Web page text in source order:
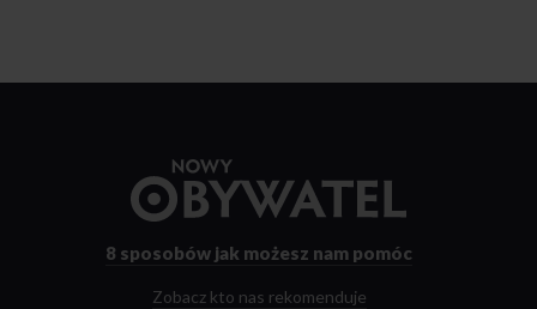
strony
8 sposobów jak możesz nam pomóc
Zobacz kto nas rekomenduje